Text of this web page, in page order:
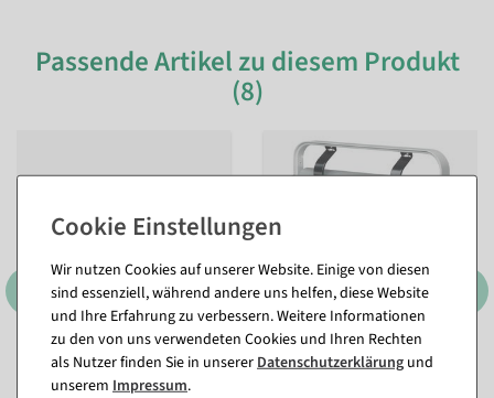
Passende Artikel zu diesem Produkt
(8)
Aufsatzabroller "Standard"
Rollenbreite 75 cm
Aufsatzabroller "Standard"
Wir nutzen Cookies auf unserer Website. Einige von diesen
sind essenziell, während andere uns helfen, diese Website
und Ihre Erfahrung zu verbessern. Weitere Informationen
zu den von uns verwendeten Cookies und Ihren Rechten
als Nutzer finden Sie in unsererDaten­schutz­erklärung und
unserem Impressum.